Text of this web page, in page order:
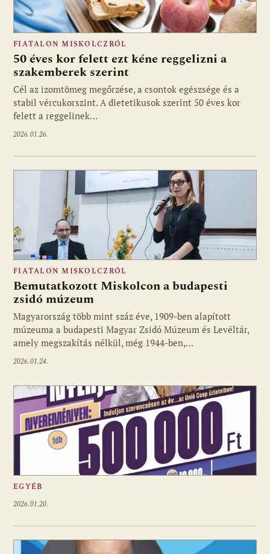
FIATALON MISKOLCZRÓL
50 éves kor felett ezt kéne reggelizni a
szakemberek szerint
Cél az izomtömeg megőrzése, a csontok egészsége és a
stabil vércukorszint. A dietetikusok szerint 50 éves kor
felett a reggelinek…
2026.01.26.
FIATALON MISKOLCZRÓL
Bemutatkozott Miskolcon a budapesti
zsidó múzeum
Magyarország több mint száz éve, 1909-ben alapított
múzeuma a budapesti Magyar Zsidó Múzeum és Levéltár,
amely megszakítás nélkül, még 1944-ben,…
2026.01.24.
EGYÉB
2026.01.20.